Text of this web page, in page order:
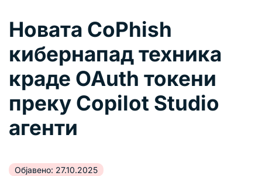
Новата CoPhish
кибернапад техника
краде OAuth токени
преку Copilot Studio
агенти
Објавено: 27.10.2025